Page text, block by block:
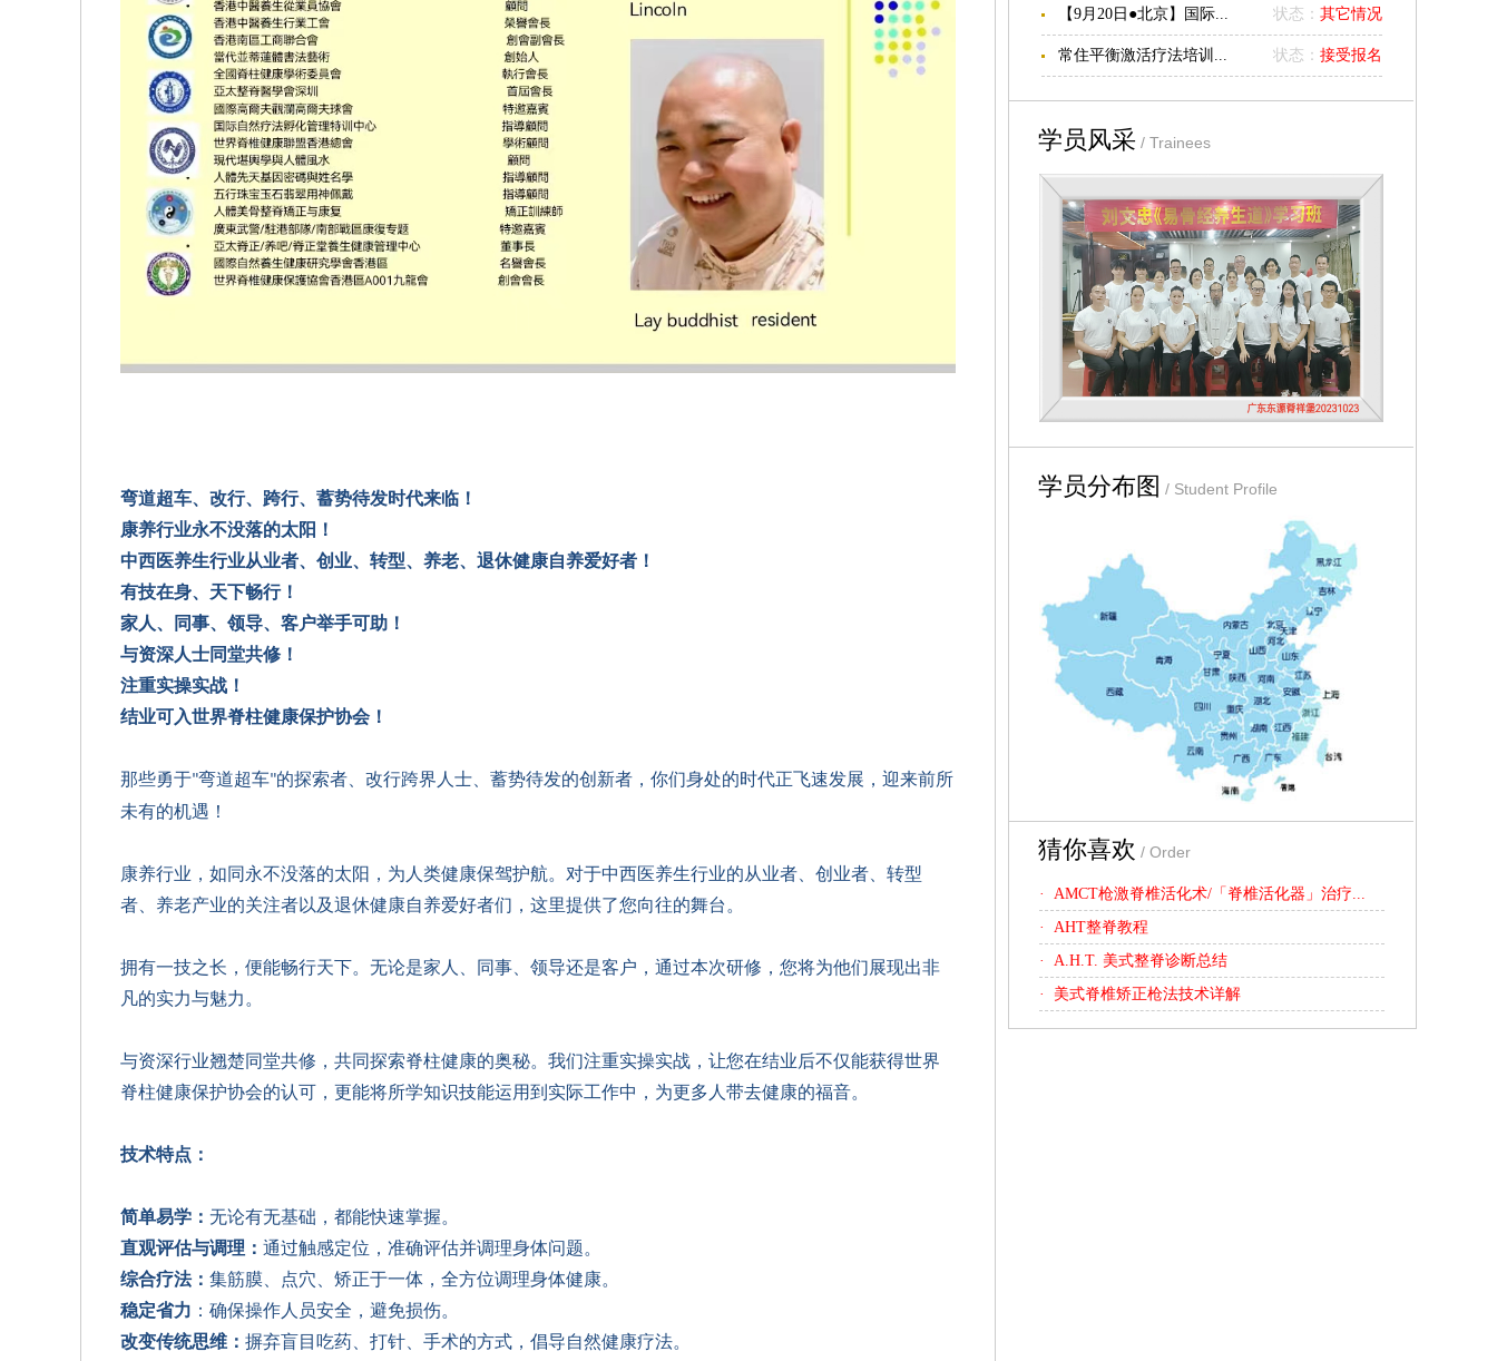
弯道超车、改行、跨行、 蓄势待发时代来临！
康养行业永不没落的太阳！
中西医养生行业从业者、创业、转型、养老、退休健康自养爱好者！
有技在身、天下畅行！
家人、同事、领导、客户举手可助！
与资深人士同堂共修！
注重实操实战 ！
结业可入世界脊柱健康保护协会 ！
那些勇于"弯道超车"的探索者、改行跨界人士、蓄势待发的创新者，你们身处的时代正飞速发展，迎来前所
未有的机遇！
康养行业，如同永不没落的太阳，为人类健康保驾护航。对于中西医养生行业的从业者、创业者、转型
者、养老产业的关注者以及退休健康自养爱好者们，这里提供了您向往的舞台。
拥有一技之长，便能畅行天下。无论是家人、同事、领导还是客户，通过本次研修，您将为他们展现出非
凡的实力与魅力。
与资深行业翘楚同堂共修，共同探索脊柱健康的奥秘。我们注重实操实战，让您在结业后不仅能获得世界
脊柱健康保护协会的认可，更能将所学知识技能运用到实际工作中，为更多人带去健康的福音。
技术特点：
简单易学： 无论有无基础，都能快速掌握。
直观评估与调理： 通过触感定位，准确评估并调理身体问题。
综合疗法： 集筋膜、点穴、矫正于一体，全方位调理身体健康。
稳定省力 ：确保操作人员安全，避免损伤。
改变传统思维： 摒弃盲目吃药、打针、手术的方式，倡导自然健康疗法。
状态： 其它情况
【9月20日●北京】国际...
状态： 接受报名
常住平衡激活疗法培训...
学员风采 / Trainees
学员分布图 / Student Profile
猜你喜欢 / Order
· AMCT枪激脊椎活化术/「脊椎活化器」治疗...
· AHT整脊教程
· A.H.T. 美式整脊诊断总结
· 美式脊椎矫正枪法技术详解